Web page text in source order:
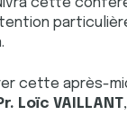
cette
cette après-
Loïc VAILLANT